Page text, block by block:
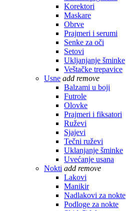
Korektori
Maskare
Obrve
Prajmeri i serumi
Senke za oči
Setovi
Ukljanjanje šminke
Veštačke trepavice
Usne add remove
Balzami u boji
Futrole
Olovke
Prajmeri i fiksatori
Ruževi
Sjajevi
Tečni ruževi
Uklanjanje šminke
Uvećanje usana
Nokti add remove
Lakovi
Manikir
Nadlakovi za nokte
Podloge za nokte